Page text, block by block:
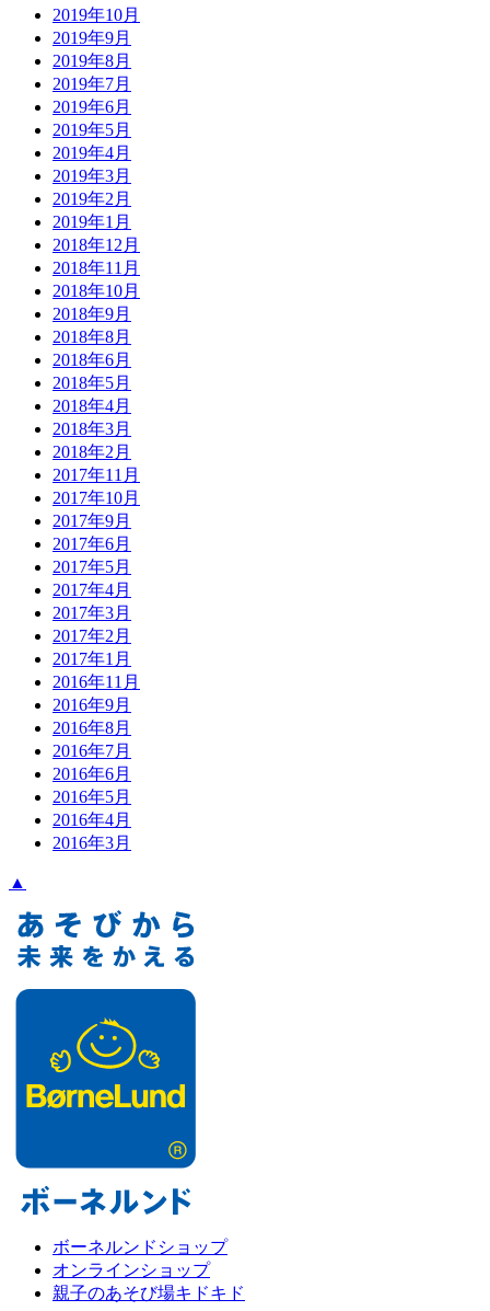
2019年10月
2019年9月
2019年8月
2019年7月
2019年6月
2019年5月
2019年4月
2019年3月
2019年2月
2019年1月
2018年12月
2018年11月
2018年10月
2018年9月
2018年8月
2018年6月
2018年5月
2018年4月
2018年3月
2018年2月
2017年11月
2017年10月
2017年9月
2017年6月
2017年5月
2017年4月
2017年3月
2017年2月
2017年1月
2016年11月
2016年9月
2016年8月
2016年7月
2016年6月
2016年5月
2016年4月
2016年3月
▲
ボーネルンドショップ
オンラインショップ
親子のあそび場キドキド